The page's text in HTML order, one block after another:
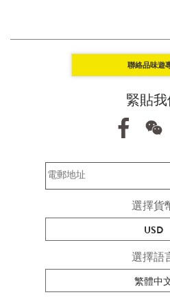
聯絡品味遊
緊貼
選擇貨
USD
選擇語
繁體中